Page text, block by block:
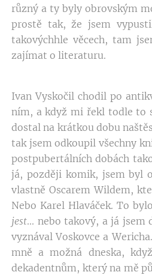
různý a ty byly obrovským
prostě tak, že jsem
takovýchhle věcech, tam
zajímat o literaturu.
Ivan Vyskočil chodil po
ním, a když mi řekl todle to
dostal na krátkou dobu
tak jsem odkoupil všechny
postpubertálních dobách
já, později komik, jsem byl
vlastně Oscarem Wildem,
Nebo Karel Hlaváček. To
jest... nebo takový, a já
vyznával Voskovce a
mně a možná dneska,
dekadentnům, který na mě